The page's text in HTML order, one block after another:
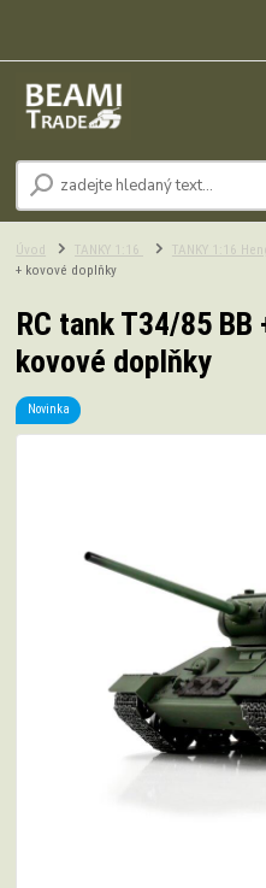
Úvod TANKY 1:16 TANKY 1:16
+ kovové doplňky
RC tank T34/85 BB
kovové doplňky
Novinka